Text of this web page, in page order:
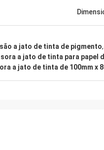
a jato de tinta de pigmento,
a jato de tinta para papel
a jato de tinta de 100mm x